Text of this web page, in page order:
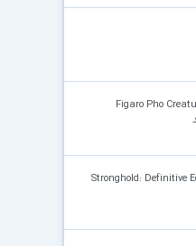
Figaro Pho
Stronghold: